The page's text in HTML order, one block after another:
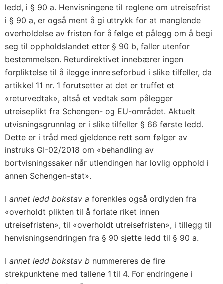
ledd, i § 90 a. Henvisningene til reglene om utreisefrist
i § 90 a, er også ment å gi uttrykk for at manglende
overholdelse av fristen for å følge et pålegg om å begi
seg til oppholdslandet etter § 90 b, faller utenfor
bestemmelsen. Returdirektivet innebærer ingen
forpliktelse til å ilegge innreiseforbud i slike tilfeller, da
artikkel 11 nr. 1 forutsetter at det er truffet et
«returvedtak», altså et vedtak som pålegger
utreiseplikt fra Schengen- og EU-området. Aktuelt
utvisningsgrunnlag er i slike tilfeller § 66 første ledd.
Dette er i tråd med gjeldende rett som følger av
instruks GI-02/2018 om «behandling av
bortvisningssaker når utlendingen har lovlig opphold i
annen Schengen-stat».
I annet ledd bokstav a forenkles også ordlyden fra
«overholdt plikten til å forlate riket innen
utreisefristen», til «overholdt utreisefristen», i tillegg til
henvisningsendringen fra § 90 sjette ledd til § 90 a.
I annet ledd bokstav b nummereres de fire
strekpunktene med tallene 1 til 4. For endringene i